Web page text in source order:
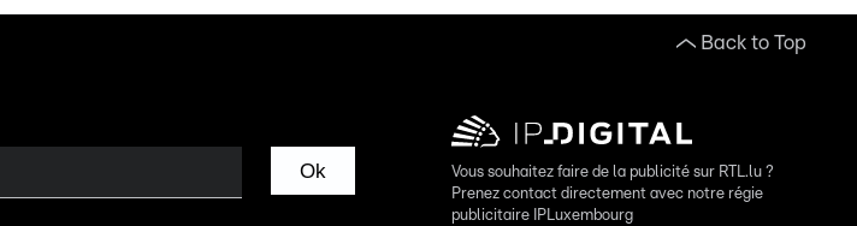
Back to Top
Ok
Vous souhaitez faire de la publicité sur RTL.lu ?
Prenez contact directement avec notre régie
publicitaire IPLuxembourg